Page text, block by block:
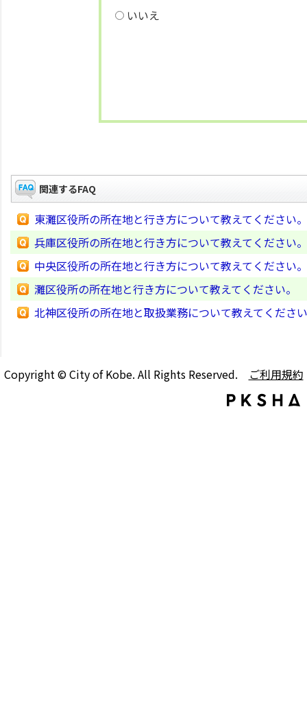
いいえ
関連するFAQ
東灘区役所の所在地と行き方について教えてください。
兵庫区役所の所在地と行き方について教えてください。
中央区役所の所在地と行き方について教えてください。
灘区役所の所在地と行き方について教えてください。
北神区役所の所在地と取扱業務について教えてくださ
Copyright © City of Kobe. All Rights Reserved. ご利用規約